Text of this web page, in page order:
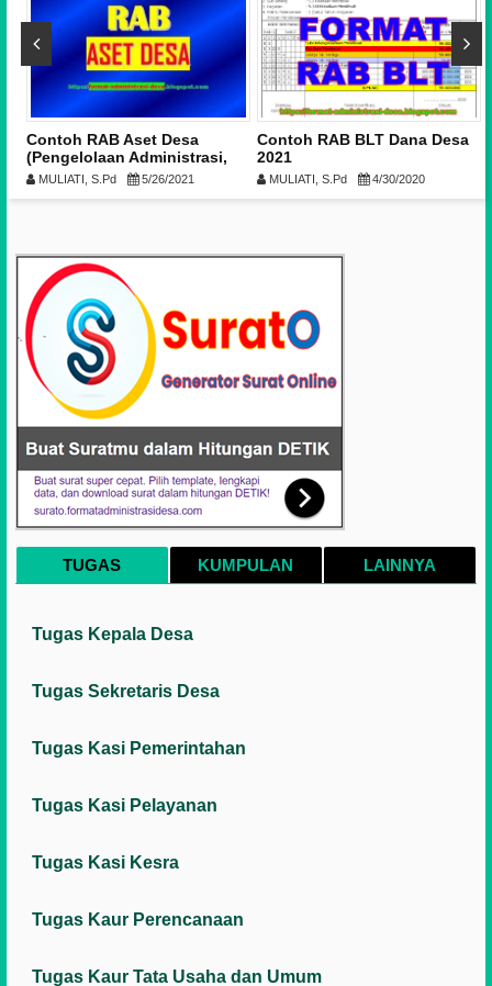
Contoh RAB Aset Desa
(Pengelolaan Administrasi,
Inventarisasi dan Penilaian)
MULIATI, S.Pd 5/26/2021
Contoh RAB BLT Dana Desa
2021
MULIATI, S.Pd 4/30/2020
TUGAS KUMPULAN LAINNYA
Tugas Kepala Desa
Tugas Sekretaris Desa
Tugas Kasi Pemerintahan
Tugas Kasi Pelayanan
Tugas Kasi Kesra
Tugas Kaur Perencanaan
Tugas Kaur Tata Usaha dan Umum